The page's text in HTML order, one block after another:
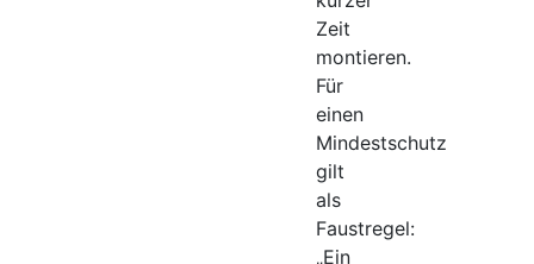
Zeit
montieren.
Für
einen
Mindestschutz
gilt
als
Faustregel:
„Ein